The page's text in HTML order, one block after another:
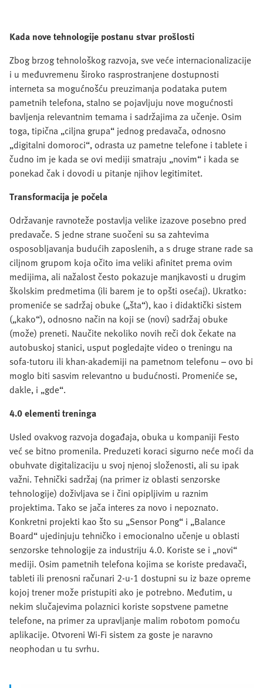
Kada nove tehnologije postanu stvar prošlosti
Zbog brzog tehnološkog razvoja, sve veće internacionalizacije
i u međuvremenu široko rasprostranjene dostupnosti
interneta sa mogućnošću preuzimanja podataka putem
pametnih telefona, stalno se pojavljuju nove mogućnosti
bavljenja relevantnim temama i sadržajima za učenje. Osim
toga, tipična „ciljna grupa“ jednog predavača, odnosno
„digitalni domoroci“, odrasta uz pametne telefone i tablete i
čudno im je kada se ovi mediji smatraju „novim“ i kada se
ponekad čak i dovodi u pitanje njihov legitimitet.
Transformacija je počela
Održavanje ravnoteže postavlja velike izazove posebno pred
predavače. S jedne strane suočeni su sa zahtevima
osposobljavanja budućih zaposlenih, a s druge strane rade sa
ciljnom grupom koja očito ima veliki afinitet prema ovim
medijima, ali nažalost često pokazuje manjkavosti u drugim
školskim predmetima (ili barem je to opšti osećaj). Ukratko:
promeniće se sadržaj obuke („šta“), kao i didaktički sistem
(„kako“), odnosno način na koji se (novi) sadržaj obuke
(može) preneti. Naučite nekoliko novih reči dok čekate na
autobuskoj stanici, usput pogledajte video o treningu na
sofa-tutoru ili khan-akademiji na pametnom telefonu – ovo bi
moglo biti sasvim relevantno u budućnosti. Promeniće se,
dakle, i „gde“.
4.0 elementi treninga
Usled ovakvog razvoja događaja, obuka u kompaniji Festo
već se bitno promenila. Preduzeti koraci sigurno neće moći da
obuhvate digitalizaciju u svoj njenoj složenosti, ali su ipak
važni. Tehnički sadržaj (na primer iz oblasti senzorske
tehnologije) doživljava se i čini opipljivim u raznim
projektima. Tako se jača interes za novo i nepoznato.
Konkretni projekti kao što su „Sensor Pong“ i „Balance
Board“ ujedinjuju tehničko i emocionalno učenje u oblasti
senzorske tehnologije za industriju 4.0. Koriste se i „novi“
mediji. Osim pametnih telefona kojima se koriste predavači,
tableti ili prenosni računari 2-u-1 dostupni su iz baze opreme
kojoj trener može pristupiti ako je potrebno. Međutim, u
nekim slučajevima polaznici koriste sopstvene pametne
telefone, na primer za upravljanje malim robotom pomoću
aplikacije. Otvoreni Wi-Fi sistem za goste je naravno
neophodan u tu svrhu.